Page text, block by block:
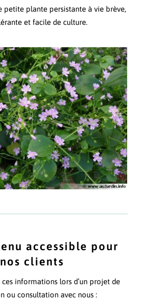
petite plante persistante à vie brève,
et facile de culture.
accessible pour
nos clients
informations lors d’un projet de
ou consultation avec nous :